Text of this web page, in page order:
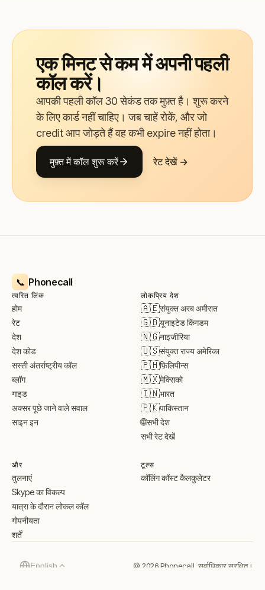
एक मिनट से कम में अपनी पहली
कॉल करें।
आपकी पहली कॉल 30 सेकंड तक मुफ़्त है। शुरू करने
के लिए कार्ड नहीं चाहिए। जब चाहें रोकें, और जो
credit आप जोड़ते हैं वह कभी expire नहीं होता।
मुफ़्त में कॉल शुरू करें रेट देखें →
📞 Phonecall
त्वरित लिंक
होम
रेट
देश
देश कोड
सस्ती अंतर्राष्ट्रीय कॉल
ब्लॉग
गाइड
अक्सर पूछे जाने वाले सवाल
साइन इन
लोकप्रिय देश
🇦🇪संयुक्त अरब अमीरात
🇬🇧यूनाइटेड किंगडम
🇳🇬नाइजीरिया
🇺🇸संयुक्त राज्य अमेरिका
🇵🇭फ़िलिपीन्स
🇲🇽मेक्सिको
🇮🇳भारत
🇵🇰पाकिस्तान
🌐सभी देश
सभी रेट देखें
और
तुलनाएं
Skype का विकल्प
यात्रा के दौरान लोकल कॉल
गोपनीयता
शर्तें
टूल्स
कॉलिंग कॉस्ट कैलकुलेटर
English © 2026 Phonecall. सर्वाधिकार सुरक्षित।